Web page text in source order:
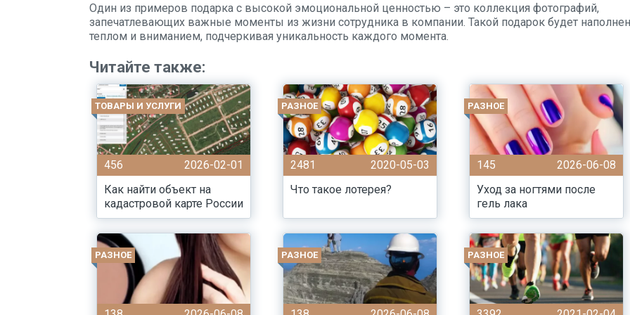
Один из примеров подарка с высокой эмоциональной ценностью – это коллекция фотографий,
запечатлевающих важные моменты из жизни сотрудника в компании. Такой подарок будет наполнен
теплом и вниманием, подчеркивая уникальность каждого момента.
Читайте также:
ТОВАРЫ И УСЛУГИ
456
2026-02-01
Как найти объект на
кадастровой карте России
РАЗНОЕ
2481
2020-05-03
Что такое лотерея?
РАЗНОЕ
145
2026-06-08
Уход за ногтями после
гель лака
РАЗНОЕ РАЗНОЕ РАЗНОЕ